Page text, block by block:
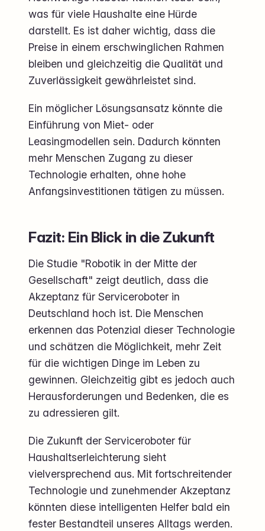
was für viele Haushalte eine Hürde
darstellt. Es ist daher wichtig, dass die
Preise in einem erschwinglichen Rahmen
bleiben und gleichzeitig die Qualität und
Zuverlässigkeit gewährleistet sind.
Ein möglicher Lösungsansatz könnte die
Einführung von Miet- oder
Leasingmodellen sein. Dadurch könnten
mehr Menschen Zugang zu dieser
Technologie erhalten, ohne hohe
Anfangsinvestitionen tätigen zu müssen.
Fazit: Ein Blick in die Zukunft
Die Studie "Robotik in der Mitte der
Gesellschaft" zeigt deutlich, dass die
Akzeptanz für Serviceroboter in
Deutschland hoch ist. Die Menschen
erkennen das Potenzial dieser Technologie
und schätzen die Möglichkeit, mehr Zeit
für die wichtigen Dinge im Leben zu
gewinnen. Gleichzeitig gibt es jedoch auch
Herausforderungen und Bedenken, die es
zu adressieren gilt.
Die Zukunft der Serviceroboter für
Haushaltserleichterung sieht
vielversprechend aus. Mit fortschreitender
Technologie und zunehmender Akzeptanz
könnten diese intelligenten Helfer bald ein
fester Bestandteil unseres Alltags werden.